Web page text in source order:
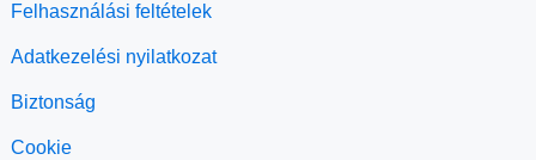
Felhasználási feltételek
Adatkezelési nyilatkozat
Biztonság
Cookie